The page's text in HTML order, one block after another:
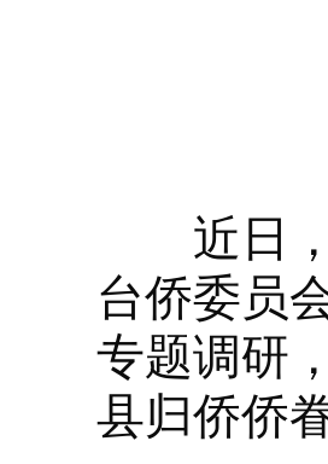
近日，
台侨委员
专题调研
县归侨侨